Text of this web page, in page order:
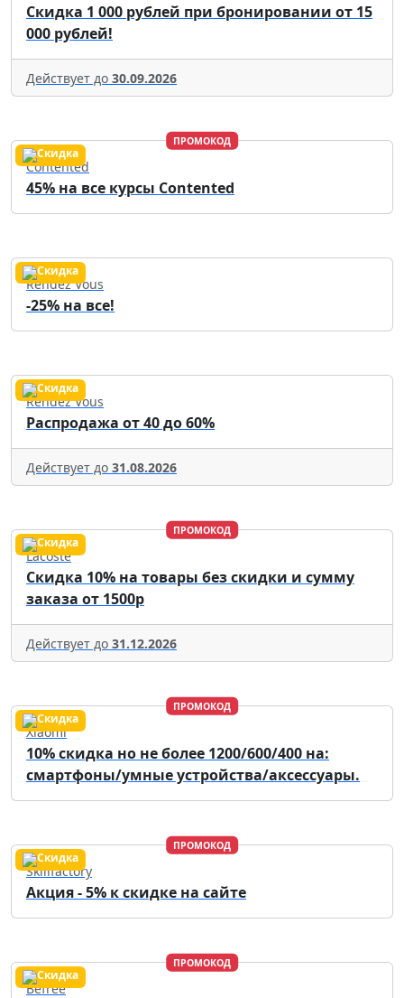
Скидка 1 000 рублей при бронировании от 15
000 рублей!
Действует до 30.09.2026
ПРОМОКОД
Contented
45% на все курсы Contented
Rendez Vous
-25% на все!
Rendez Vous
Распродажа от 40 до 60%
Действует до 31.08.2026
ПРОМОКОД
Lacoste
Скидка 10% на товары без скидки и сумму
заказа от 1500р
Действует до 31.12.2026
ПРОМОКОД
Xiaomi
10% скидка но не более 1200/600/400 на:
смартфоны/умные устройства/аксессуары.
ПРОМОКОД
Skillfactory
Акция - 5% к скидке на сайте
ПРОМОКОД
Befree